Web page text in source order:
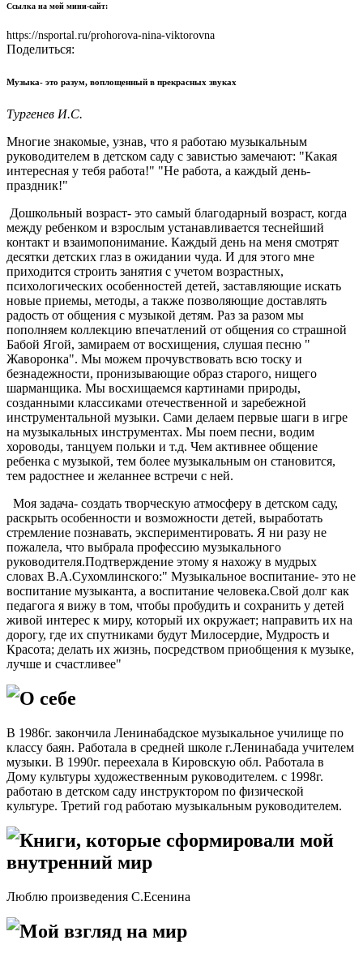
Ссылка на мой мини-сайт:
https://nsportal.ru/prohorova-nina-viktorovna
Поделиться:
Музыка- это разум, воплощенный в прекрасных звуках
Тургенев И.С.
Многие знакомые, узнав, что я работаю музыкальным
руководителем в детском саду с завистью замечают: "Какая
интересная у тебя работа!" "Не работа, а каждый день-
праздник!"
Дошкольный возраст- это самый благодарный возраст, когда
между ребенком и взрослым устанавливается теснейший
контакт и взаимопонимание. Каждый день на меня смотрят
десятки детских глаз в ожидании чуда. И для этого мне
приходится строить занятия с учетом возрастных,
психологических особенностей детей, заставляющие искать
новые приемы, методы, а также позволяющие доставлять
радость от общения с музыкой детям. Раз за разом мы
пополняем коллекцию впечатлений от общения со страшной
Бабой Ягой, замираем от восхищения, слушая песню "
Жаворонка". Мы можем прочувствовать всю тоску и
безнадежности, пронизывающие образ старого, нищего
шарманщика. Мы восхищаемся картинами природы,
созданными классиками отечественной и заребежной
инструментальной музыки. Сами делаем первые шаги в игре
на музыкальных инструментах. Мы поем песни, водим
хороводы, танцуем польки и т.д. Чем активнее общение
ребенка с музыкой, тем более музыкальным он становится,
тем радостнее и желаннее встречи с ней.
Моя задача- создать творческую атмосферу в детском саду,
раскрыть особенности и возможности детей, выработать
стремление познавать, экспериментировать. Я ни разу не
пожалела, что выбрала профессию музыкального
руководителя.Подтверждение этому я нахожу в мудрых
словах В.А.Сухомлинского:" Музыкальное воспитание- это не
воспитание музыканта, а воспитание человека.Свой долг как
педагога я вижу в том, чтобы пробудить и сохранить у детей
живой интерес к миру, который их окружает; направить их на
дорогу, где их спутниками будут Милосердие, Мудрость и
Красота; делать их жизнь, посредством приобщения к музыке,
лучше и счастливее"
О себе
В 1986г. закончила Ленинабадское музыкальное училище по
классу баян. Работала в средней школе г.Ленинабада учителем
музыки. В 1990г. переехала в Кировскую обл. Работала в
Дому культуры художественным руководителем. с 1998г.
работаю в детском саду инструктором по физической
культуре. Третий год работаю музыкальным руководителем.
Книги, которые сформировали мой
внутренний мир
Люблю произведения С.Есенина
Мой взгляд на мир